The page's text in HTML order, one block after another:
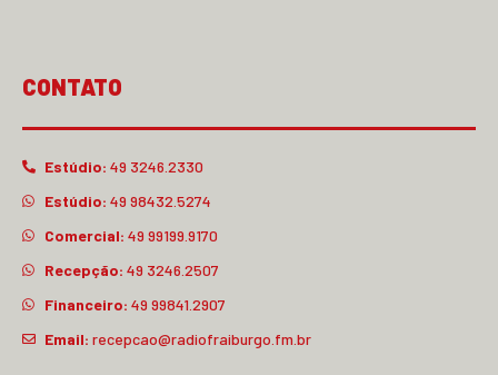
CONTATO
Estúdio: 49 3246.2330
Estúdio: 49 98432.5274
Comercial: 49 99199.9170
Recepção: 49 3246.2507
Financeiro: 49 99841.2907
Email: recepcao@radiofraiburgo.fm.br